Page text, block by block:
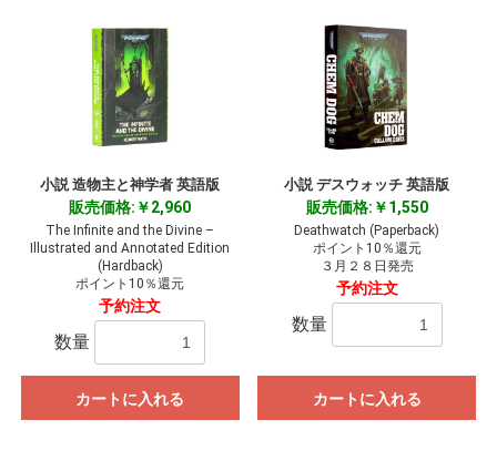
小説 造物主と神学者 英語版
販売価格:￥2,960
The Infinite and the Divine –
Illustrated and Annotated Edition
(Hardback)
ポイント10％還元
予約注文
数量
カートに入れる
小説 デスウォッチ 英語版
販売価格:￥1,550
Deathwatch (Paperback)
ポイント10％還元
３月２８日発売
予約注文
数量
カートに入れる